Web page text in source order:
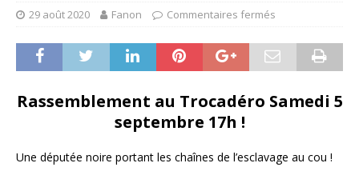
29 août 2020 Fanon Commentaires fermés
Rassemblement au Trocadéro Samedi 5
septembre 17h !
Une députée noire portant les chaînes de l’esclavage au cou !